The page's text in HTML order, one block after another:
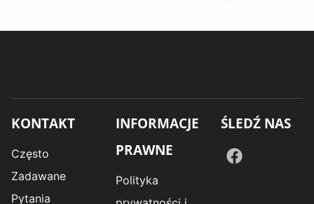
KONTAKT
Często
Zadawane
Pytania
INFORMACJE
PRAWNE
Polityka
ŚLEDŹ NAS